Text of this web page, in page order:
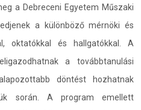
a Debreceni Egyetem Műszaki
a különböző mérnöki és
oktatókkal és hallgatókkal. A
a továbbtanulási
döntést hozhatnak
során. A program emellett